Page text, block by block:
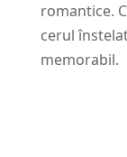
romantice.
cerul
memorabil.